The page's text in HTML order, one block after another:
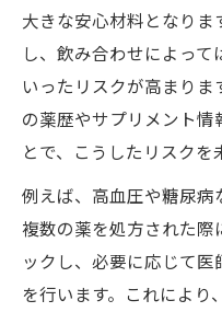
大きな安心材料となりま
し、飲み合わせによって
いったリスクが高まり
の薬歴やサプリメント情
とで、こうしたリスクを
例えば、高血圧や糖尿病
複数の薬を処方された際
ックし、必要に応じて
を行います。これにより